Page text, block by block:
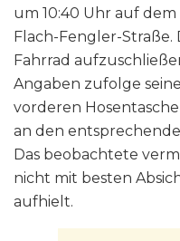
um 10:40 Uhr auf
Flach-Fengler-Straße.
Fahrrad
Angaben zufolge
vorderen
an den
Das beobachtete
nicht mit besten
aufhielt.